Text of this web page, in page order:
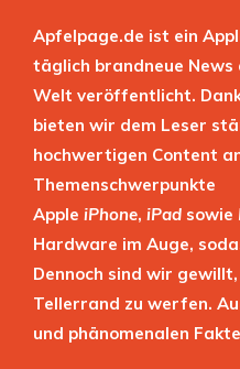
Apfelpage.de ist ein
täglich brandneue News
Welt veröffentlicht.
bieten wir dem Leser
hochwertigen Content
Themenschwerpunkte
Apple iPhone, iPad sowie
Hardware im Auge,
Dennoch sind wir
Tellerrand zu werfen.
und phänomenalen